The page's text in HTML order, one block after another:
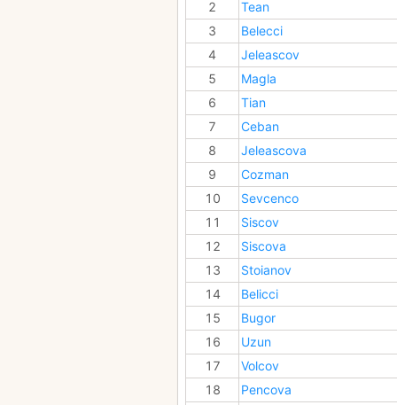
2
Tean
3
Belecci
4
Jeleascov
5
Magla
6
Tian
7
Ceban
8
Jeleascova
9
Cozman
10
Sevcenco
11
Siscov
12
Siscova
13
Stoianov
14
Belicci
15
Bugor
16
Uzun
17
Volcov
18
Pencova